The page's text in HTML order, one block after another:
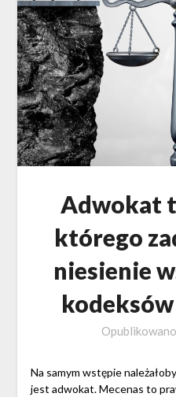
Adwokat
którego
niesienie
Opublikowano
Na samym wstępie
jest adwokat. Mecenas to